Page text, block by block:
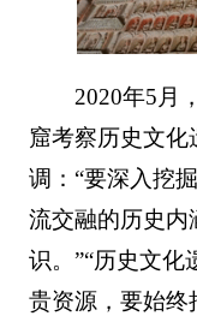
2020年5月
窟考察历史文化
调：“要深入挖
流交融的历史内
识。”“历史文化
贵资源，要始终